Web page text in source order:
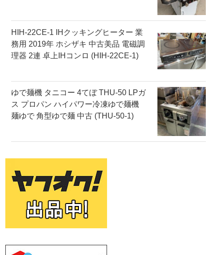
HIH-22CE-1 IHクッキングヒーター 業
務用 2019年 ホシザキ 中古美品 電磁調
理器 2連 卓上IHコンロ (HIH-22CE-1)
ゆで麺機 タニコー 4てぼ THU-50 LPガ
ス プロパン ハイパワー冷凍ゆで麺機
麺ゆで 角型ゆで麺 中古 (THU-50-1)